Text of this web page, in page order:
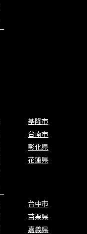
基隆市
台南市
彰化県
花蓮県
台中市
苗栗県
嘉義県